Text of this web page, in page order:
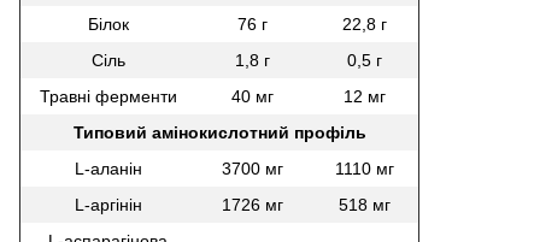
Білок
76 г
22,8 г
Сіль
1,8 г
0,5 г
Травні ферменти
40 мг
12 мг
Типовий амінокислотний профіль
L-аланін
3700 мг
1110 мг
L-аргінін
1726 мг
518 мг